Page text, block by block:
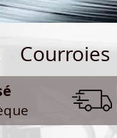
Courroies